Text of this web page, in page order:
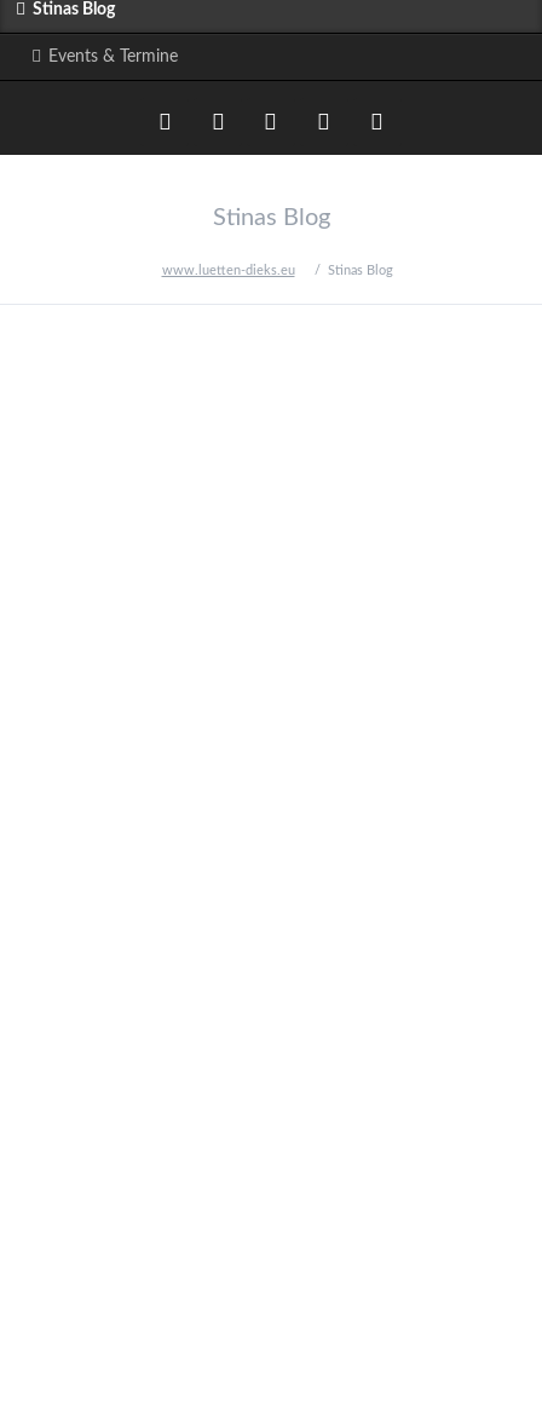
Stinas Blog
Events & Termine
LinkedIn Google+Facebook
Stinas Blog
www.luetten-dieks.eu Stinas Blog